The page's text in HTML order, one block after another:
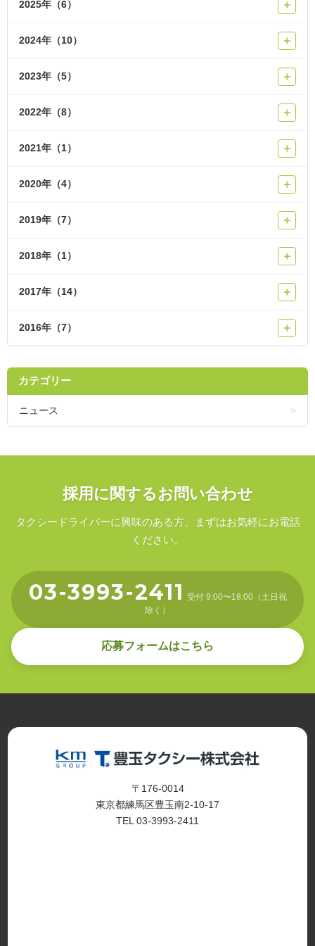
2025年（6） ＋
2024年（10） ＋
2023年（5） ＋
2022年（8） ＋
2021年（1） ＋
2020年（4） ＋
2019年（7） ＋
2018年（1） ＋
2017年（14） ＋
2016年（7） ＋
カテゴリー
ニュース
採用に関するお問い合わせ
タクシードライバーに興味のある方、まずはお気軽にお電話
ください。
03-3993-2411 受付 9:00〜18:00（土日祝
除く）
応募フォームはこちら
〒176-0014
東京都練馬区豊玉南2-10-17
TEL 03-3993-2411